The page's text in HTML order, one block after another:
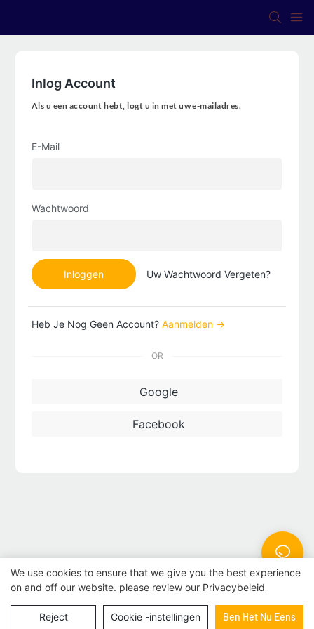
Inlog Account
Als u een account hebt, logt u in met uw e-mailadres.
E-Mail
Wachtwoord
Inloggen Uw Wachtwoord Vergeten?
Heb Je Nog Geen Account? Aanmelden →
OR
Google
Facebook
Auteursrecht © 2024 | BESTRAND AFDRUKKENSitemap
|privacybeleid
We use cookies to ensure that we give you the best experience
on and off our website. please review our Privacybeleid
Reject Cookie -instellingen Ben Het Nu Eens